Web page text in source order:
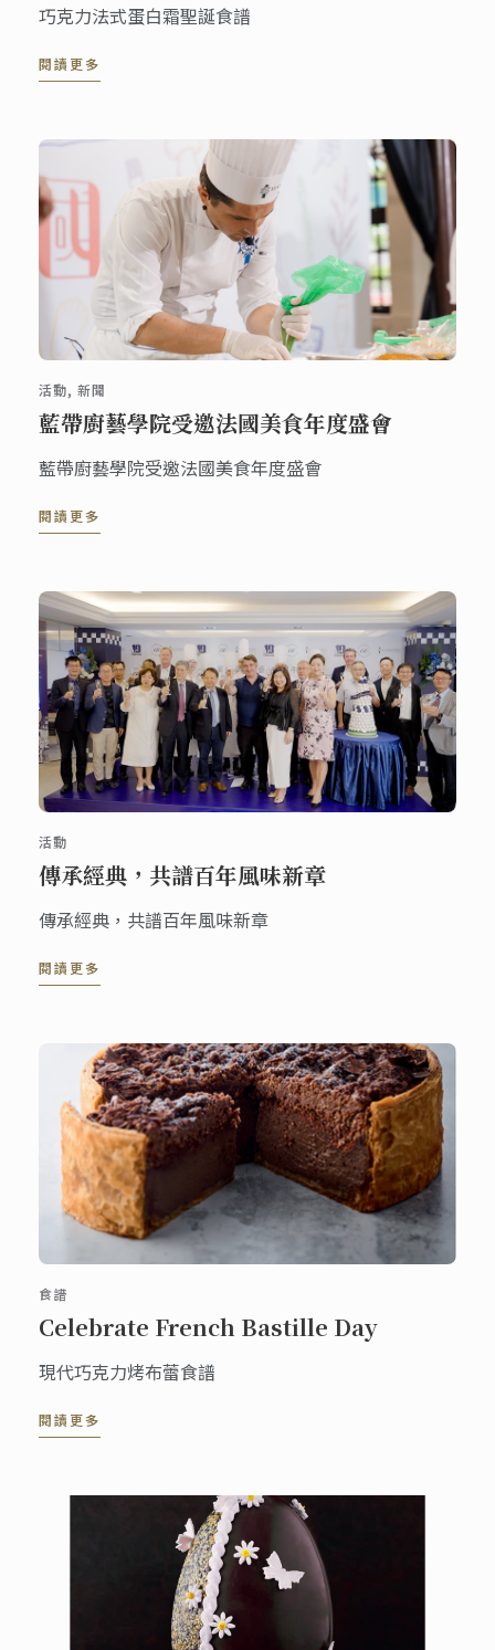
巧克力法式蛋白霜聖誕食譜
閱讀更多
活動, 新聞
藍帶廚藝學院受邀法國美食年度盛會
藍帶廚藝學院受邀法國美食年度盛會
閱讀更多
活動
傳承經典，共譜百年風味新章
傳承經典，共譜百年風味新章
閱讀更多
食譜
Celebrate French Bastille Day
現代巧克力烤布蕾食譜
閱讀更多